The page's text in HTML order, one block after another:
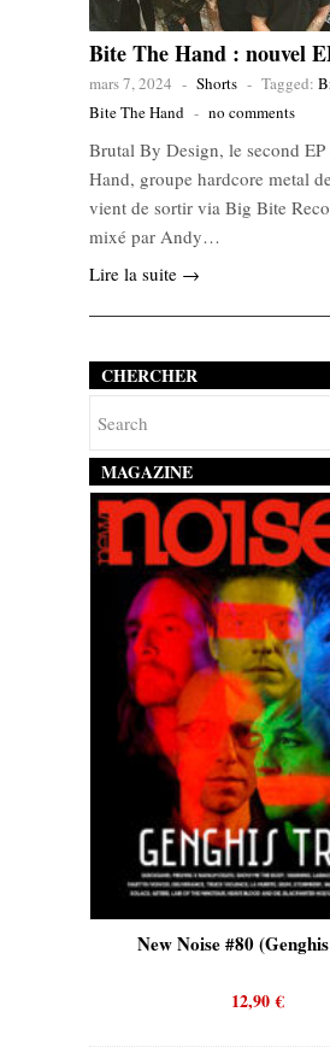
Bite The Hand : nouvel
mars 7, 2024 - Shorts - Tagged:
Bite The Hand - no comments
Brutal By Design, le second
Hand, groupe hardcore metal
vient de sortir via Big Bite
mixé par Andy…
Lire la suite →
CHERCHER
MAGAZINE
New Noise #80
12,90€